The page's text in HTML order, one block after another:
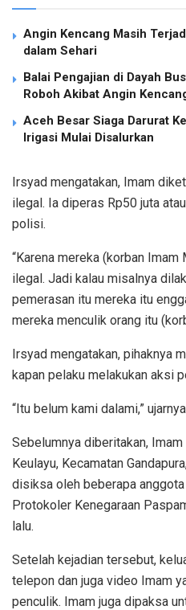
Angin Kencang Masih
dalam Sehari
Balai Pengajian di Dayah
Roboh Akibat Angin
Aceh Besar Siaga Darurat
Irigasi Mulai Disalurkan
Irsyad mengatakan, Imam
ilegal. Ia diperas Rp50 juta
polisi.
“Karena mereka (korban
ilegal. Jadi kalau misalnya
pemerasan itu mereka itu
mereka menculik orang itu
Irsyad mengatakan, pihaknya
kapan pelaku melakukan aksi
“Itu belum kami dalami,”
Sebelumnya diberitakan,
Keulayu, Kecamatan
disiksa oleh beberapa
Protokoler Kenegaraan
lalu.
Setelah kejadian tersebut,
telepon dan juga video Imam
penculik. Imam juga dipaksa